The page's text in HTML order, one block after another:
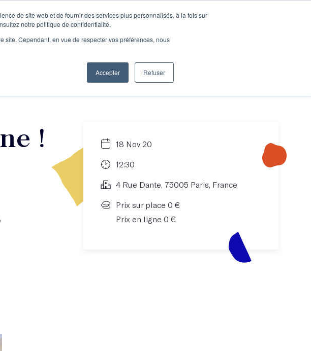
de site web et de fournir des services plus personnalisés, à la fois sur
notre politique de confidentialité.
site. Cependant, en vue de respecter vos préférences, nous
Accepter Refuser
Se connecter Je découvre les ateliers
Entreprises
18 Nov 20
12:30
4 Rue Dante, 75005 Paris, France
Prix sur place 0 €
Prix en ligne 0 €
!